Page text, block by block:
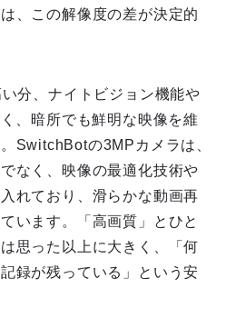
、この解像度の差が決定的
分、ナイトビジョン機能や
、暗所でも鮮明な映像を維
SwitchBotの3MPカメラは、
なく、映像の最適化技術や
れており、滑らかな動画再
います。「高画質」とひと
思った以上に大きく、「何
録が残っている」という安